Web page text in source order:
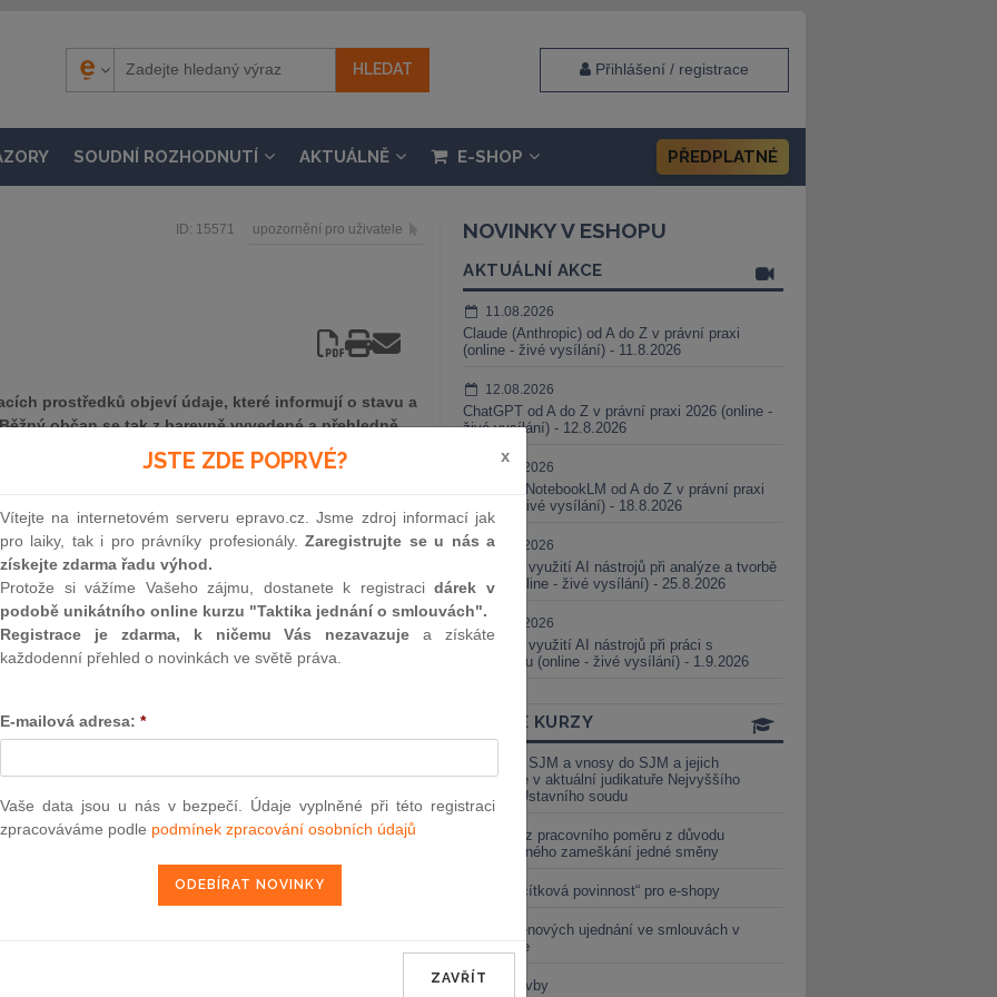
Přihlášení / registrace
SOUDNÍ ROZHODNUTÍ AKTUÁLNĚ E-SHOP PŘEDPLATNÉ
ID: 15571 upozornění pro uživatele
prostředků objeví údaje, které informují o stavu a
občan se tak z barevně vyvedené a přehledně
loňsku či dokonce předchozím letům v naší
Čísla se mu většinou zdají velmi vysoká, a to ještě
pokud o ní slyšel, zpravidla tak úplně přesně netuší,
prostředků objeví údaje, které informují o stavu a vývoji
se tak z barevně vyvedené a přehledně utvořené tabulky
předchozím letům v naší republice krade, vraždí, loupí a
vysoká, a to ještě ani neslyšel o latentní kriminalitě nebo
netuší, co tento pojem znamená.
Jde o tu část kriminality, která vůbec nevyjde najevo a
Latentní kriminalita tak značně zkresluje statistické
činné v trestním řízení (jde o statistiky policejní,
soudní), které jsou vedle doplňujících šetření hlavními
vývoji zločinnosti.
kriminalita dosahuje několikanásobku kriminality
dochází, je značné. Velkým problémem je také
trestných činů, jež byly spáchány, se u
se usuzuje na to, že čím nebezpečnější je trestný čin pro
podíl neodhalených závažných trestných činů je menší
Nemusí to ale platit vždy. Například znásilnění, které
i poměrně vysokou latenci. Důvody pramení především z
NOVINKY V ESHOPU
AKTUÁLNÍ AKCE
11.08.2026
Claude (Anthropic) od A do Z v právní praxi
(online - živé vysílání) - 11.8.2026
12.08.2026
ChatGPT od A do Z v právní praxi 2026 (online -
živé vysílání) - 12.8.2026
18.08.2026
Gemini a NotebookLM od A do Z v právní praxi
(online - živé vysílání) - 18.8.2026
25.08.2026
Praktické využití AI nástrojů při analýze a tvorbě
smluv (online - živé vysílání) - 25.8.2026
01.09.2026
Praktické využití AI nástrojů při práci s
judikaturou (online - živé vysílání) - 1.9.2026
ONLINE KURZY
Vnosy ze SJM a vnosy do SJM a jejich
valorizace v aktuální judikatuře Nejvyššího
soudu a Ústavního soudu
Výpověď z pracovního poměru z důvodu
neomluveného zameškání jedné směny
Nová „tlačítková povinnost“ pro e-shopy
Změna cenových ujednání ve smlouvách v
energetice
Černé stavby
JSTE ZDE POPRVÉ? x
Vítejte na internetovém serveru epravo.cz. Jsme zdroj informací jak
pro laiky, tak i pro právníky profesionály.Zaregistrujte se u nás a
získejte zdarma řadu výhod.
Protože si vážíme Vašeho zájmu, dostanete k registracidárek v
podobě unikátního online kurzu "Taktika jednání o smlouvách".
Registrace je zdarma, k ničemu Vás nezavazuje a získáte
každodenní přehled o novinkách ve světě práva.
E-mailová adresa: *
Vaše data jsou u nás v bezpečí. Údaje vyplněné při této registraci
zpracováváme podle podmínek zpracování osobních údajů
ZAVŘÍT